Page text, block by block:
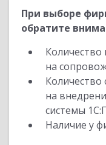
При выборе
обратите
на
Количество
на
системы
Наличие у